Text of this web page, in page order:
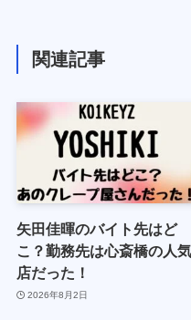
関連記事
矢田佳暉のバイト先はど
こ？勤務先は心斎橋の人気
店だった！
2026年8月2日